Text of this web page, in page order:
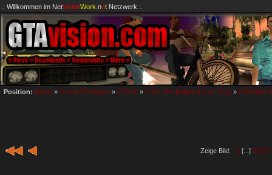
.: Willkommen im NetVisionWork .netNetzwerk :.
Position: Home » Grand Theft Auto » GTA IV » GTA: The Ballad of Gay Tony » Offizielles
Zeige Bild: 1 [...] 20 21